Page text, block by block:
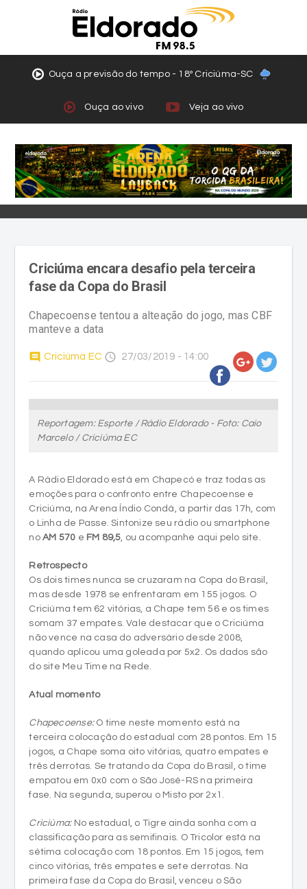
Ouça a previsão do tempo - 18º Criciúma-SC
Ouça ao vivo Veja ao vivo
Criciúma encara desafio pela terceira
fase da Copa do Brasil
Chapecoense tentou a alteação do jogo, mas CBF
manteve a data
comment Criciúma EC access_time 27/03/2019 - 14:00
Reportagem: Esporte / Rádio Eldorado - Foto: Caio
Marcelo / Criciúma EC
A Rádio Eldorado está em Chapecó e traz todas as
emoções para o confronto entre Chapecoense e
Criciúma, na Arena Índio Condá, a partir das 17h, com
o Linha de Passe. Sintonize seu rádio ou smartphone
noAM 570 e FM 89,5 , ou acompanhe aqui pelo site.
Retrospecto
Os dois times nunca se cruzaram na Copa do Brasil,
mas desde 1978 se enfrentaram em 155 jogos. O
Criciúma tem 62 vitórias, a Chape tem 56 e os times
somam 37 empates. Vale destacar que o Criciúma
não vence na casa do adversário desde 2008,
quando aplicou uma goleada por 5x2. Os dados são
do site Meu Time na Rede.
Atual momento
Chapecoense:O time neste momento está na
terceira colocação do estadual com 28 pontos. Em 15
jogos, a Chape soma oito vitórias, quatro empates e
três derrotas. Se tratando da Copa do Brasil, o time
empatou em 0x0 com o São José-RS na primeira
fase. Na segunda, superou o Misto por 2x1.
Criciúma: No estadual, o Tigre ainda sonha com a
classificação para as semifinais. O Tricolor está na
sétima colocação com 18 pontos. Em 15 jogos, tem
cinco vitórias, três empates e sete derrotas. Na
primeira fase da Copa do Brasil, venceu o São